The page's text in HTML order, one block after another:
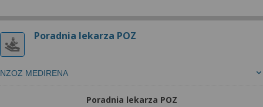
Poradnia lekarza POZ
NZOZ MEDIRENA
Poradnia lekarza POZ